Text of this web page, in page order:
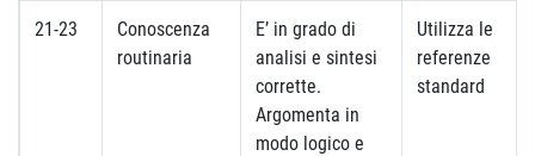
21-23
Conoscenza
routinaria
E’ in grado di
analisi e sintesi
corrette.
Argomenta in
modo logico e
Utilizza le
referenze
standard